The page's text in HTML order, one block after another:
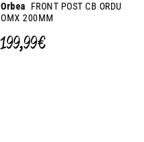
Orbea FRONT POST CB ORDU
OMX 200MM
199,99 €